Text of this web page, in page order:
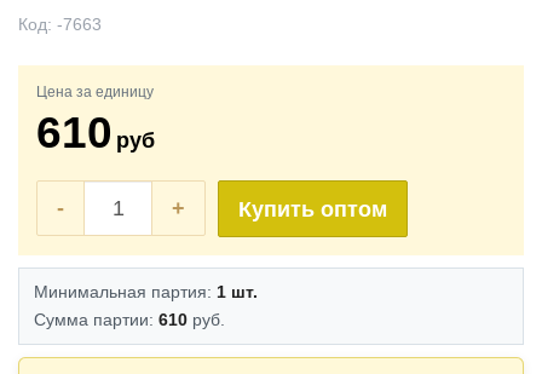
Код: -7663
Цена за единицу
610 руб
- + Купить оптом
Минимальная партия: 1 шт.
Сумма партии: 610 руб.